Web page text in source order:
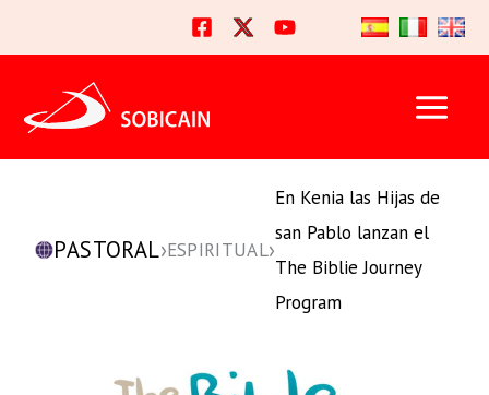
al
contenido
PASTORAL›ESPIRITUAL›
En Kenia las Hijas de
san Pablo lanzan el
The Biblie Journey
Program